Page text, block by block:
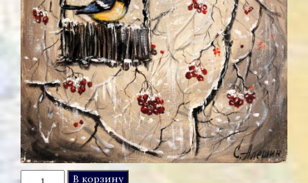
КоличествоВ корзину